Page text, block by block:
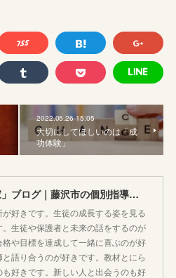
2022.05.26 15:05
大切にしてほしいのは「成
功体験」
「第二の家」ブログ｜藤沢市の個別指導塾のお話
好きです。生徒の成長する姿を見る
。生徒や保護者と未来の話をするのが
格や目標を達成して一緒に喜ぶのが好
と語り合うのが好きです。教材とにら
も好きです。新しい人と出会うのも好